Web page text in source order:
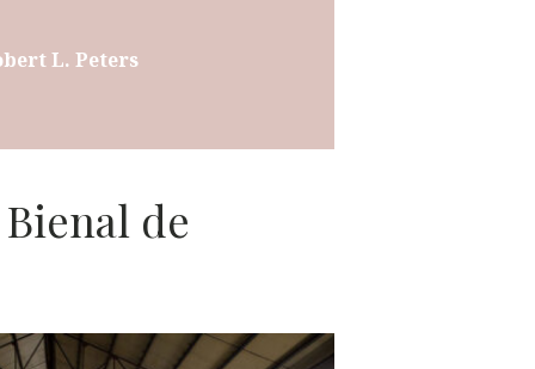
L. Peters
de